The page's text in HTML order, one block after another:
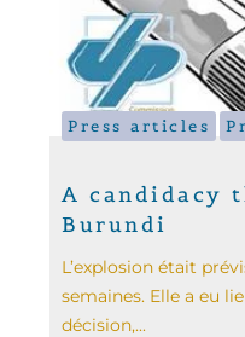
Press articles
A candidacy
Burundi
L’explosion était
semaines. Elle a eu
décision,...